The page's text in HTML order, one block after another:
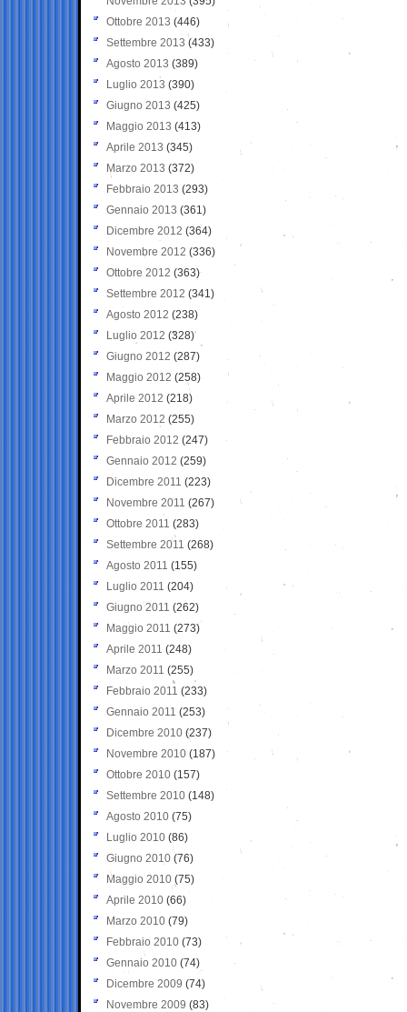
Ottobre 2013 (446)
Settembre 2013 (433)
Agosto 2013 (389)
Luglio 2013 (390)
Giugno 2013 (425)
Maggio 2013 (413)
Aprile 2013 (345)
Marzo 2013 (372)
Febbraio 2013 (293)
Gennaio 2013 (361)
Dicembre 2012 (364)
Novembre 2012 (336)
Ottobre 2012 (363)
Settembre 2012 (341)
Agosto 2012 (238)
Luglio 2012 (328)
Giugno 2012 (287)
Maggio 2012 (258)
Aprile 2012 (218)
Marzo 2012 (255)
Febbraio 2012 (247)
Gennaio 2012 (259)
Dicembre 2011 (223)
Novembre 2011 (267)
Ottobre 2011 (283)
Settembre 2011 (268)
Agosto 2011 (155)
Luglio 2011 (204)
Giugno 2011 (262)
Maggio 2011 (273)
Aprile 2011 (248)
Marzo 2011 (255)
Febbraio 2011 (233)
Gennaio 2011 (253)
Dicembre 2010 (237)
Novembre 2010 (187)
Ottobre 2010 (157)
Settembre 2010 (148)
Agosto 2010 (75)
Luglio 2010 (86)
Giugno 2010 (76)
Maggio 2010 (75)
Aprile 2010 (66)
Marzo 2010 (79)
Febbraio 2010 (73)
Gennaio 2010 (74)
Dicembre 2009 (74)
Novembre 2009 (83)